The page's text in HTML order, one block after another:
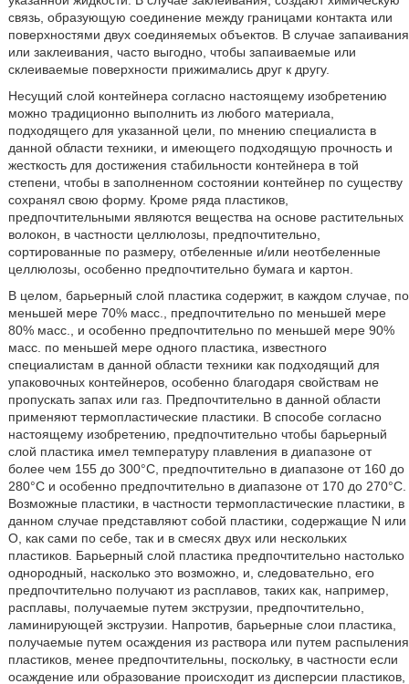
связь, образующую соединение между границами контакта или
поверхностями двух соединяемых объектов. В случае запаивания
или заклеивания, часто выгодно, чтобы запаиваемые или
склеиваемые поверхности прижимались друг к другу.
Несущий слой контейнера согласно настоящему изобретению
можно традиционно выполнить из любого материала,
подходящего для указанной цели, по мнению специалиста в
данной области техники, и имеющего подходящую прочность и
жесткость для достижения стабильности контейнера в той
степени, чтобы в заполненном состоянии контейнер по существу
сохранял свою форму. Кроме ряда пластиков,
предпочтительными являются вещества на основе растительных
волокон, в частности целлюлозы, предпочтительно,
сортированные по размеру, отбеленные и/или неотбеленные
целлюлозы, особенно предпочтительно бумага и картон.
В целом, барьерный слой пластика содержит, в каждом случае, по
меньшей мере 70% масс., предпочтительно по меньшей мере
80% масс., и особенно предпочтительно по меньшей мере 90%
масс. по меньшей мере одного пластика, известного
специалистам в данной области техники как подходящий для
упаковочных контейнеров, особенно благодаря свойствам не
пропускать запах или газ. Предпочтительно в данной области
применяют термопластические пластики. В способе согласно
настоящему изобретению, предпочтительно чтобы барьерный
слой пластика имел температуру плавления в диапазоне от
более чем 155 до 300°С, предпочтительно в диапазоне от 160 до
280°С и особенно предпочтительно в диапазоне от 170 до 270°С.
Возможные пластики, в частности термопластические пластики, в
данном случае представляют собой пластики, содержащие N или
О, как сами по себе, так и в смесях двух или нескольких
пластиков. Барьерный слой пластика предпочтительно настолько
однородный, насколько это возможно, и, следовательно, его
предпочтительно получают из расплавов, таких как, например,
расплавы, получаемые путем экструзии, предпочтительно,
ламинирующей экструзии. Напротив, барьерные слои пластика,
получаемые путем осаждения из раствора или путем распыления
пластиков, менее предпочтительны, поскольку, в частности если
осаждение или образование происходит из дисперсии пластиков,